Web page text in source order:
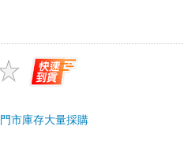
門市庫存大量採購